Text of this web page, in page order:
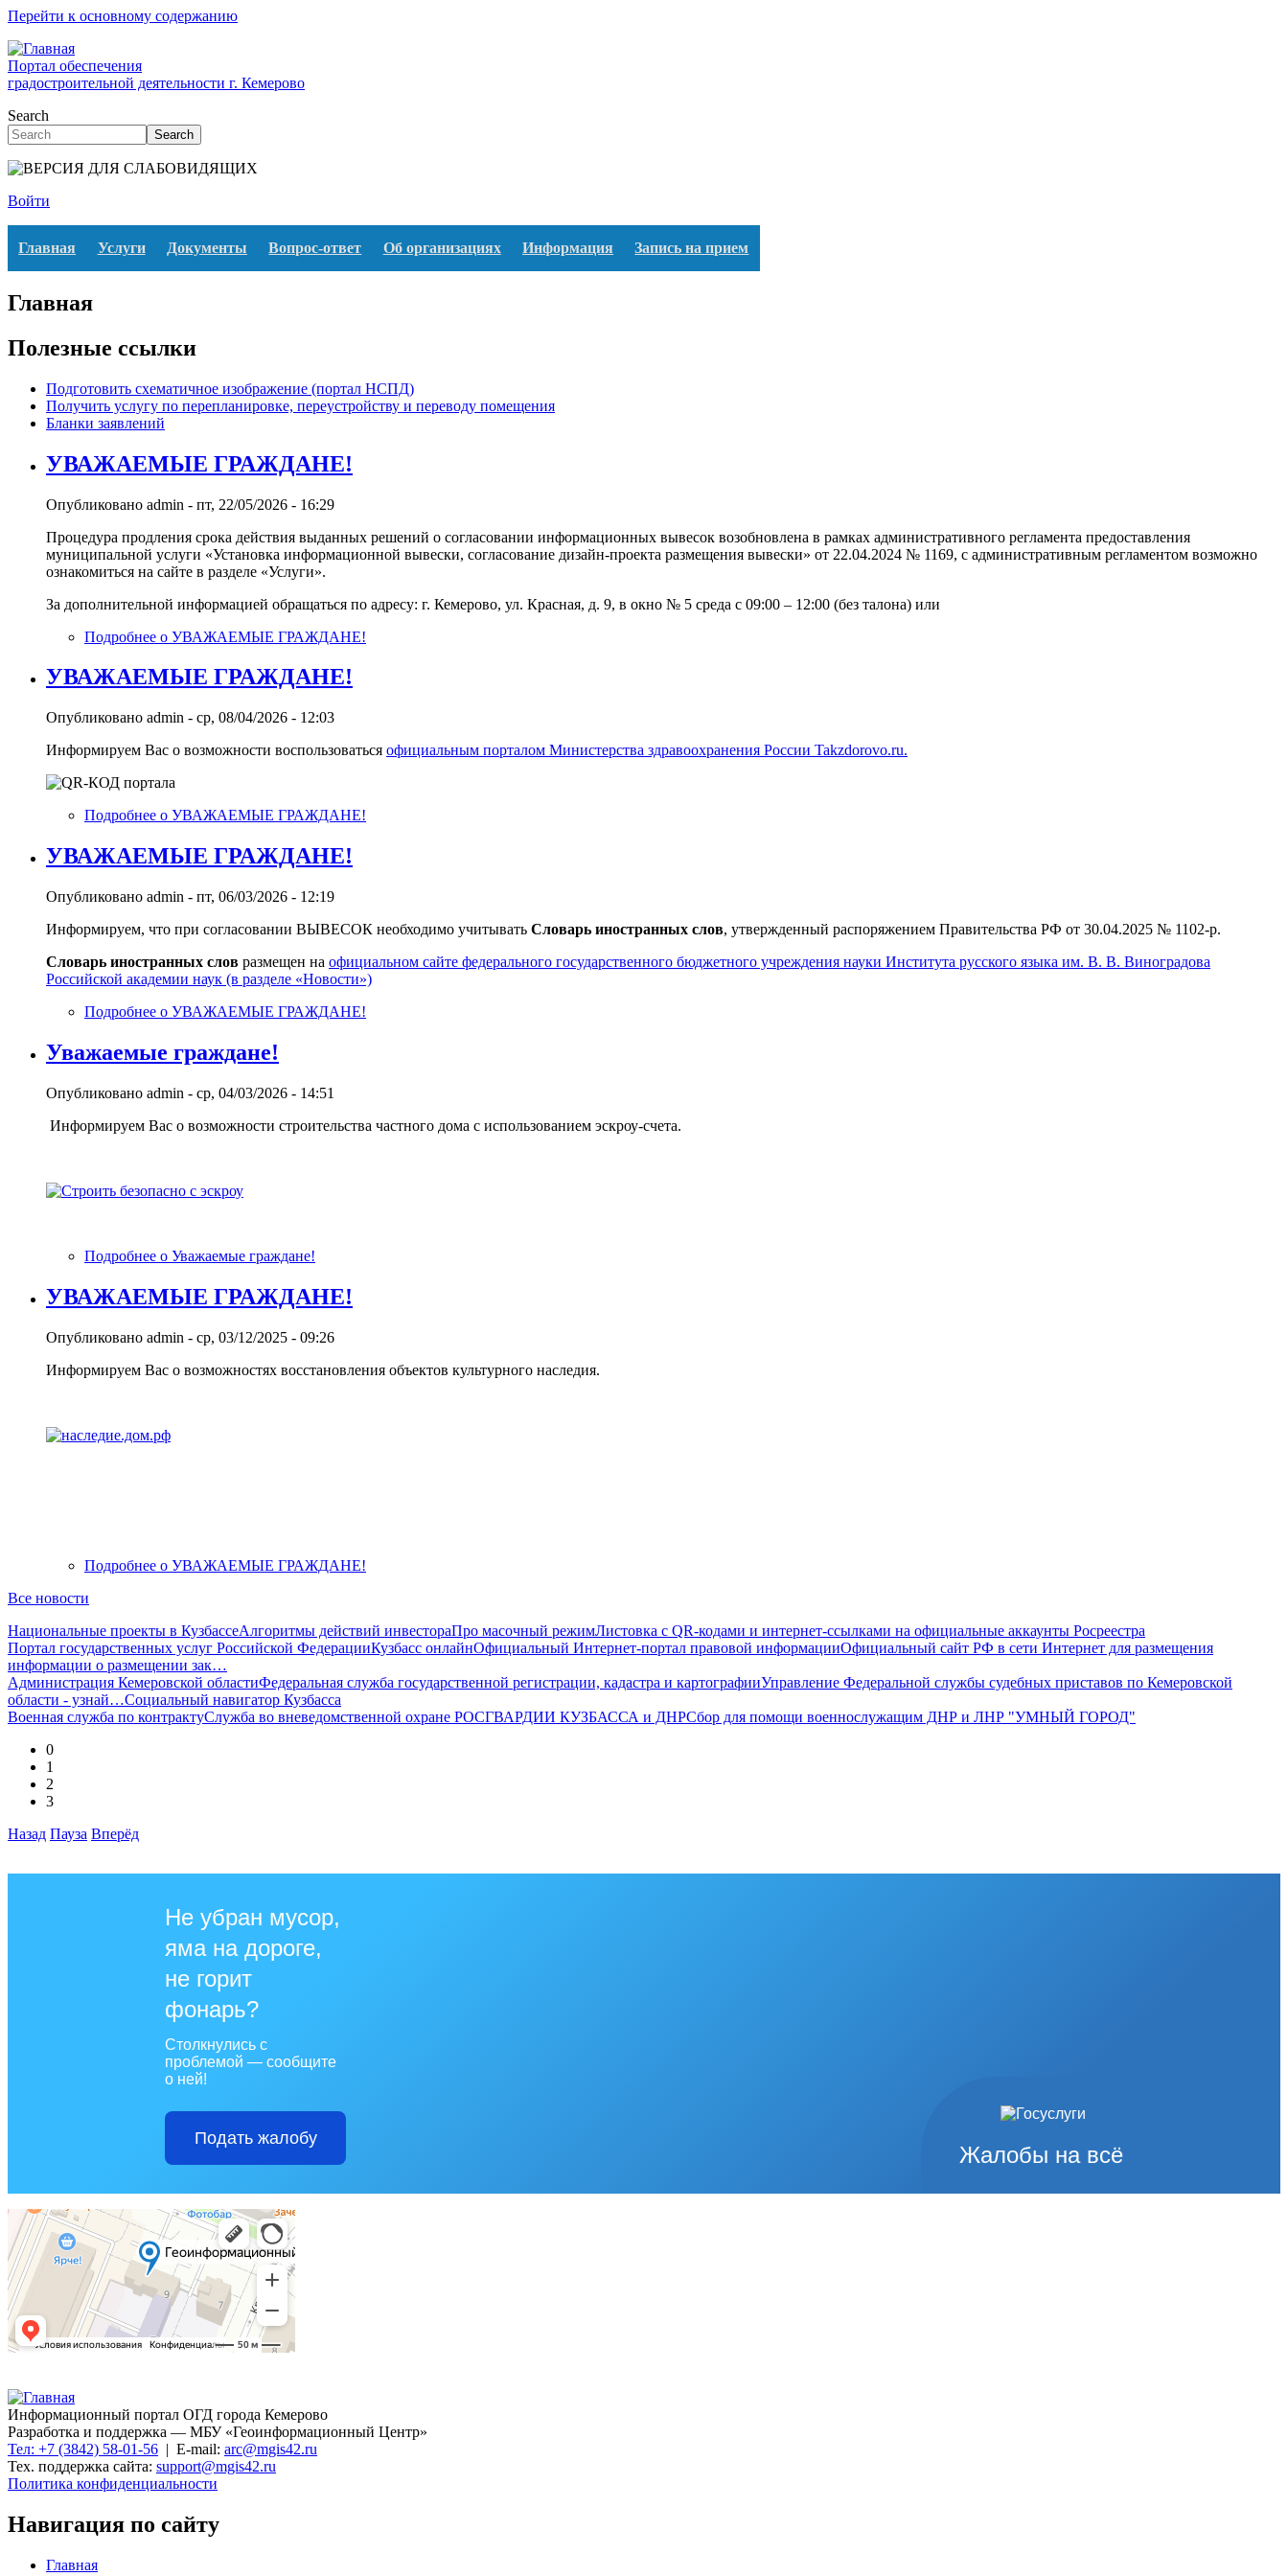
Перейти к основному содержанию
Портал обеспечения
градостроительной деятельности г. Кемерово
Search
Search
Войти
Главная Услуги Документы Вопрос-ответ Об организациях Информация Запись на прием
Главная
Полезные ссылки
Подготовить схематичное изображение (портал НСПД)
Получить услугу по перепланировке, переустройству и переводу помещения
Бланки заявлений
УВАЖАЕМЫЕ ГРАЖДАНЕ!
Опубликовано admin - пт, 22/05/2026 - 16:29
Процедура продления срока действия выданных решений о согласовании информационных вывесок возобновлена в рамках административного регламента предоставления
муниципальной услуги «Установка информационной вывески, согласование дизайн-проекта размещения вывески» от 22.04.2024 № 1169, с административным регламентом возможно
ознакомиться на сайте в разделе «Услуги».
За дополнительной информацией обращаться по адресу: г. Кемерово, ул. Красная, д. 9, в окно № 5 среда с 09:00 – 12:00 (без талона) или
Подробнее о УВАЖАЕМЫЕ ГРАЖДАНЕ!
УВАЖАЕМЫЕ ГРАЖДАНЕ!
Опубликовано admin - ср, 08/04/2026 - 12:03
Информируем Вас о возможности воспользоваться официальным порталом Министерства здравоохранения России Takzdorovo.ru.
Подробнее о УВАЖАЕМЫЕ ГРАЖДАНЕ!
УВАЖАЕМЫЕ ГРАЖДАНЕ!
Опубликовано admin - пт, 06/03/2026 - 12:19
Информируем, что при согласовании ВЫВЕСОК необходимо учитывать Словарь иностранных слов, утвержденный распоряжением Правительства РФ от 30.04.2025 № 1102-р.
Словарь иностранных слов размещен на официальном сайте федерального государственного бюджетного учреждения науки Института русского языка им. В. В. Виноградова
Российской академии наук (в разделе «Новости»)
Подробнее о УВАЖАЕМЫЕ ГРАЖДАНЕ!
Уважаемые граждане!
Опубликовано admin - ср, 04/03/2026 - 14:51
Информируем Вас о возможности строительства частного дома с использованием эcкроу-счета.
Подробнее о Уважаемые граждане!
УВАЖАЕМЫЕ ГРАЖДАНЕ!
Опубликовано admin - ср, 03/12/2025 - 09:26
Информируем Вас о возможностях восстановления объектов культурного наследия.
Подробнее о УВАЖАЕМЫЕ ГРАЖДАНЕ!
Все новости
Национальные проекты в КузбассеАлгоритмы действий инвестораПро масочный режимЛистовка с QR-кодами и интернет-ссылками на официальные аккаунты Росреестра
Портал государственных услуг Российской ФедерацииКузбасс онлайнОфициальный Интернет-портал правовой информацииОфициальный сайт РФ в сети Интернет для размещения
информации о размещении зак…
Администрация Кемеровской областиФедеральная служба государственной регистрации, кадастра и картографииУправление Федеральной службы судебных приставов по Кемеровской
области - узнай…Социальный навигатор Кузбасса
Военная служба по контрактуСлужба во вневедомственной охране РОСГВАРДИИ КУЗБАССА и ДНРСбор для помощи военнослужащим ДНР и ЛНР "УМНЫЙ ГОРОД"
0
1
2
3
Назад Пауза Вперёд
Жалобы на всё
Не убран мусор,
яма на дороге,
не горит
фонарь?
Столкнулись с
проблемой — сообщите
о ней!
Подать жалобу
Информационный портал ОГД города Кемерово
Разработка и поддержка — МБУ «Геоинформационный Центр»
Тел: +7 (3842) 58-01-56 | E-mail: arc@mgis42.ru
Тех. поддержка сайта: support@mgis42.ru
Политика конфиденциальности
Навигация по сайту
Главная